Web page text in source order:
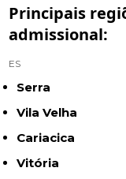
Principais
admissional:
ES
Serra
Vila Velha
Cariacica
Vitória